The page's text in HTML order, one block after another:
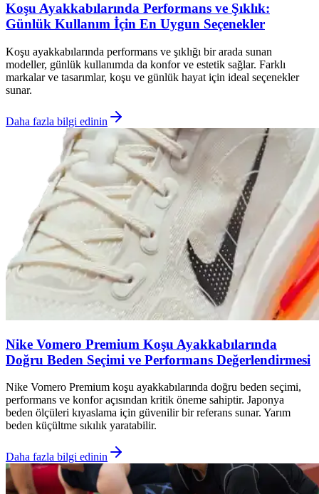
Koşu Ayakkabılarında Performans ve Şıklık:
Günlük Kullanım İçin En Uygun Seçenekler
Koşu ayakkabılarında performans ve şıklığı bir arada sunan
modeller, günlük kullanımda da konfor ve estetik sağlar. Farklı
markalar ve tasarımlar, koşu ve günlük hayat için ideal seçenekler
sunar.
Daha fazla bilgi edinin
Nike Vomero Premium Koşu Ayakkabılarında
Doğru Beden Seçimi ve Performans Değerlendirmesi
Nike Vomero Premium koşu ayakkabılarında doğru beden seçimi,
performans ve konfor açısından kritik öneme sahiptir. Japonya
beden ölçüleri kıyaslama için güvenilir bir referans sunar. Yarım
beden küçültme sıkılık yaratabilir.
Daha fazla bilgi edinin